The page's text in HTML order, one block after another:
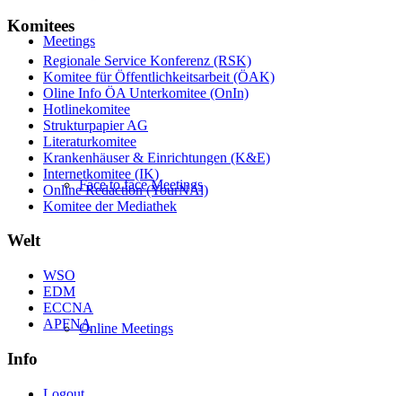
Meetings
Face to face Meetings
Online Meetings
Komitees
Regionale Service Konferenz (RSK)
Komitee für Öffentlichkeitsarbeit (ÖAK)
Oline Info ÖA Unterkomitee (OnIn)
Hotlinekomitee
Strukturpapier AG
Literaturkomitee
Krankenhäuser & Einrichtungen (K&E)
Internetkomitee (IK)
Online Redaction (YourNAl)
Komitee der Mediathek
Welt
WSO
EDM
ECCNA
APFNA
Info